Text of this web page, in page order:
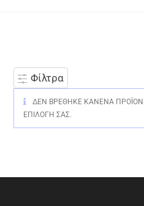
Φίλτρα
ΔΕΝ ΒΡΈΘΗΚΕ ΚΑΝΈΝΑ ΠΡΟΪΌΝ
ΕΠΙΛΟΓΉ ΣΑΣ.